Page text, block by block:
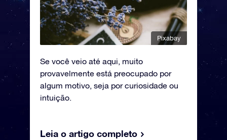
Pixabay
Se você veio até aqui, muito
provavelmente está preocupado por
algum motivo, seja por curiosidade ou
intuição.
Leia o artigo completo